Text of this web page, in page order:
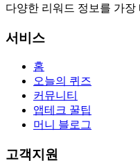
다양한 리워드 정보를 가장
서비스
홈
오늘의 퀴즈
커뮤니티
앱테크 꿀팁
머니 블로그
고객지원